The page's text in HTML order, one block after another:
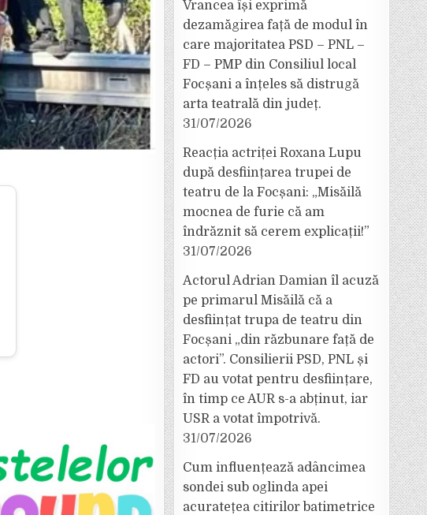
Vrancea își exprimă
dezamăgirea față de modul în
care majoritatea PSD – PNL –
FD – PMP din Consiliul local
Focșani a înțeles să distrugă
arta teatrală din județ.
31/07/2026
Reacția actriței Roxana Lupu
după desființarea trupei de
teatru de la Focșani: „Misăilă
mocnea de furie că am
îndrăznit să cerem explicații!”
31/07/2026
Actorul Adrian Damian îl acuză
pe primarul Misăilă că a
desființat trupa de teatru din
Focșani „din răzbunare față de
actori”. Consilierii PSD, PNL și
FD au votat pentru desființare,
în timp ce AUR s-a abținut, iar
USR a votat împotrivă.
31/07/2026
Cum influențează adâncimea
sondei sub oglinda apei
acuratețea citirilor batimetrice